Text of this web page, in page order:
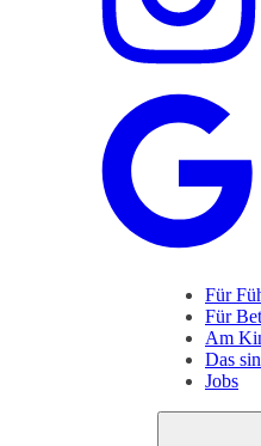
Für
Für
Am
Das
Jobs